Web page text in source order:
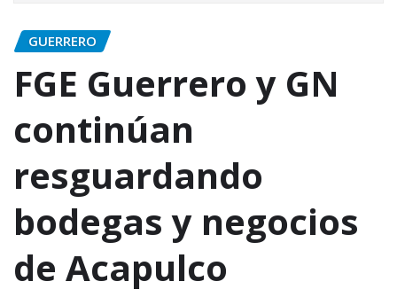
GUERRERO
FGE Guerrero y GN
continúan
resguardando
bodegas y negocios
de Acapulco